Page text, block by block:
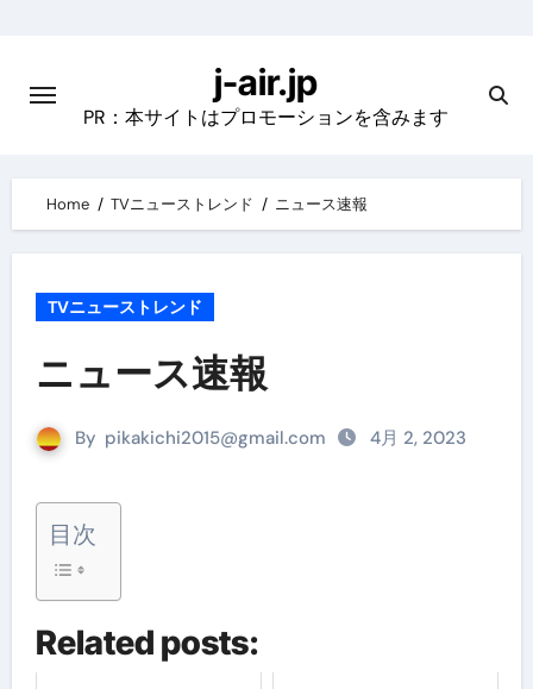
content
j-air.jp
PR：本サイトはプロモーションを含みます
Home TVニューストレンド ニュース速報
TVニューストレンド
ニュース速報
By pikakichi2015@gmail.com 4月 2, 2023
目次
Related posts: